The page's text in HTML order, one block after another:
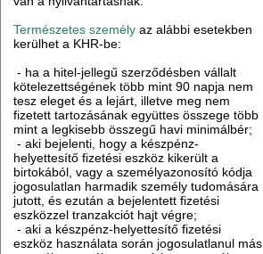
Természetes személy az alábbi esetekben
kerülhet a KHR-be:
- ha a hitel-jellegű szerződésben vállalt
kötelezettségének több mint 90 napja nem
tesz eleget és a lejárt, illetve meg nem
fizetett tartozásának együttes összege több
mint a legkisebb összegű havi minimálbér;
- aki bejelenti, hogy a készpénz-
helyettesítő fizetési eszköz kikerült a
birtokából, vagy a személyazonosító kódja
jogosulatlan harmadik személy tudomására
jutott, és ezután a bejelentett fizetési
eszközzel tranzakciót hajt végre;
- aki a készpénz-helyettesítő fizetési
eszköz használata során jogosulatlanul más